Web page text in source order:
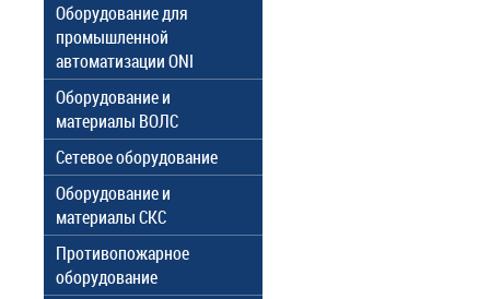
Оборудование для
промышленной
автоматизации ONI
Оборудование и
материалы ВОЛС
Сетевое оборудование
Оборудование и
материалы СКС
Противопожарное
оборудование